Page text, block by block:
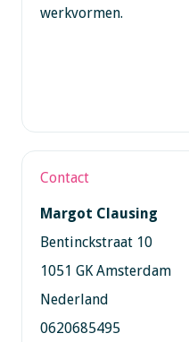
werkvormen.
Contact
Margot Clausing
Bentinckstraat 10
1051 GK Amsterdam
Nederland
0620685495